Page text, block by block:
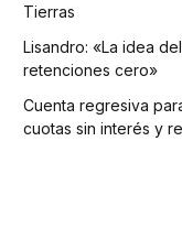
Tierras
Lisandro: «La idea
retenciones cero»
Cuenta regresiva
cuotas sin interés y